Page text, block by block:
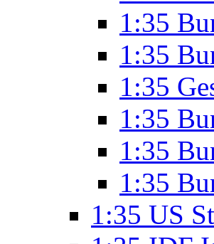
1:35
1:35
1:35
1:35
1:35
1:35
1:35 US